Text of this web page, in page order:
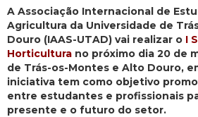
A Associação Internacional de
Agricultura da Universidade de
Douro (IAAS-UTAD) vai realizar o I
Horticultura no próximo dia 20 de
de Trás-os-Montes e Alto Douro,
iniciativa tem como objetivo
entre estudantes e profissionais
presente e o futuro do setor.